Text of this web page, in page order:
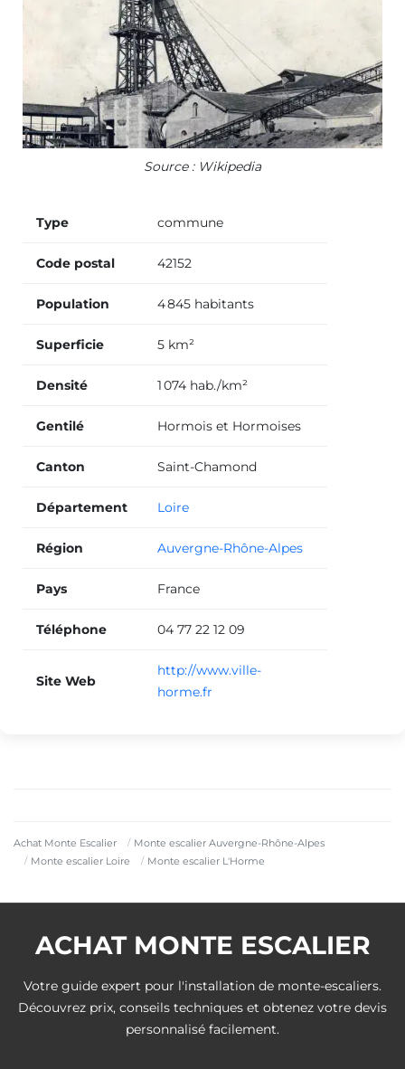
Achat Monte Escalier
Monte escalier Auvergne-Rhône-Alpes
Monte escalier Loire
Monte escalier L'Horme
Source : Wikipedia
Type commune
Code postal 42152
Population 4 845 habitants
Superficie 5 km²
Densité 1 074 hab./km²
Gentilé Hormois et Hormoises
Canton Saint-Chamond
Département Loire
Région Auvergne-Rhône-Alpes
Pays France
Téléphone 04 77 22 12 09
Site Web
http://www.ville-
horme.fr
ACHAT MONTE ESCALIER
Votre guide expert pour l'installation de monte-escaliers.
Découvrez prix, conseils techniques et obtenez votre devis
personnalisé facilement.